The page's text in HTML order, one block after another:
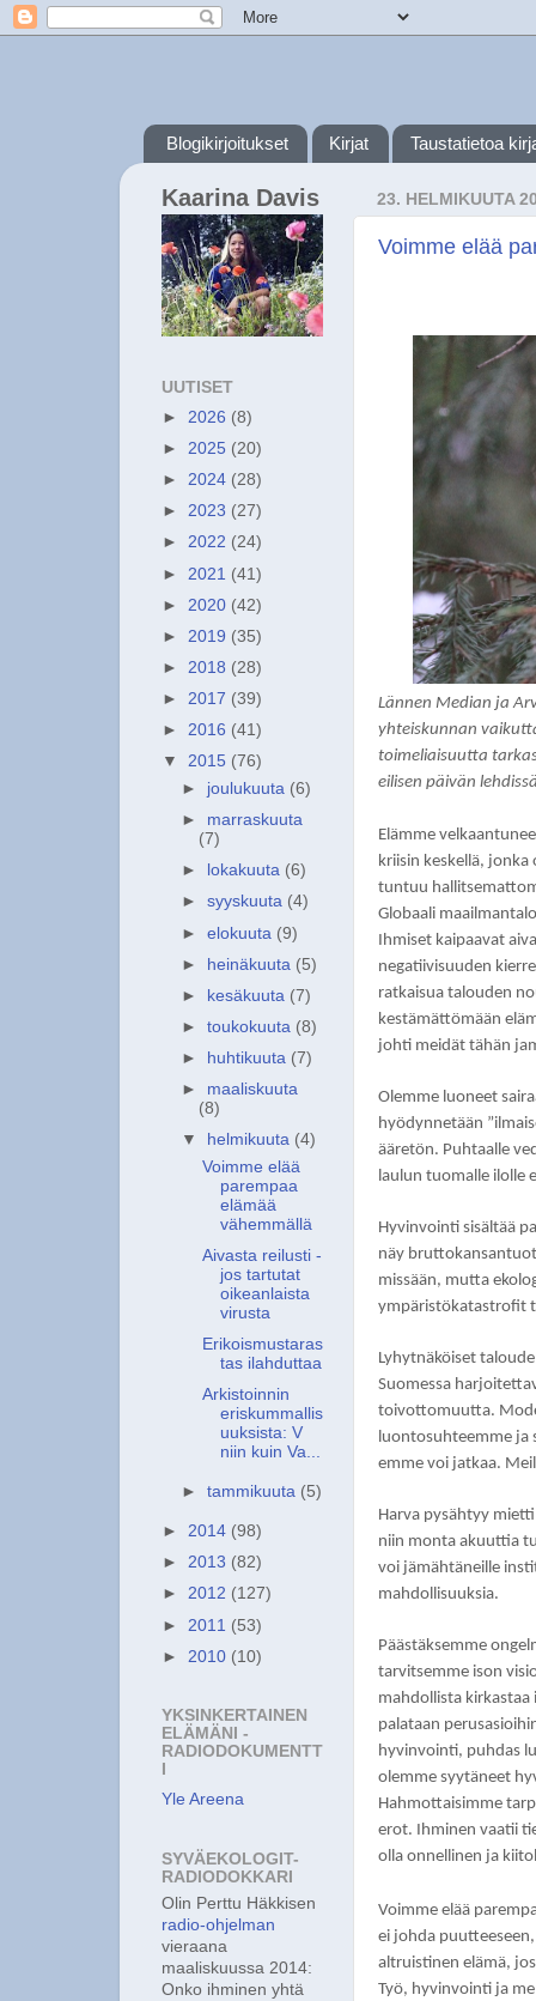
Blogikirjoitukset Kirjat Taustatietoa
23. HELMIKUUTA
Voimme elää
Lännen Median ja
yhteiskunnan
toimeliaisuutta
eilisen päivän
Elämme
kriisin keskellä,
tuntuu
Globaali
Ihmiset kaipaavat
negatiivisuuden
ratkaisua talouden
kestämättömään
johti meidät tähän
Olemme luoneet
hyödynnetään
ääretön. Puhtaalle
laulun tuomalle ilolle
Hyvinvointi sisältää
näy
missään, mutta
ympäristökatastrofit
Lyhytnäköiset
Suomessa
toivottomuutta.
luontosuhteemme ja
emme voi jatkaa.
Harva pysähtyy
niin monta akuuttia
voi jämähtäneille
mahdollisuuksia.
Päästäksemme
tarvitsemme ison
mahdollista
palataan
hyvinvointi, puhdas
olemme syytäneet
Hahmottaisimme
erot. Ihminen vaatii
olla onnellinen ja
Voimme elää
ei johda
altruistinen elämä,
Työ, hyvinvointi ja
Kaarina Davis
UUTISET
► 2026 (8)
► 2025 (20)
► 2024 (28)
► 2023 (27)
► 2022 (24)
► 2021 (41)
► 2020 (42)
► 2019 (35)
► 2018 (28)
► 2017 (39)
► 2016 (41)
▼ 2015 (76)
► joulukuuta (6)
► marraskuuta
(7)
►
lokakuuta (6)
►syyskuuta (4)
►elokuuta (9)
► heinäkuuta (5)
►
kesäkuuta (7)
►toukokuuta (8)
►
huhtikuuta (7)
► maaliskuuta
(8)
▼
helmikuuta (4)
Voimme elää
parempaa
elämää
vähemmällä
Aivasta reilusti -
jos tartutat
oikeanlaista
virusta
Erikoismustaras
tas ilahduttaa
Arkistoinnin
eriskummallis
uuksista: V
niin kuin Va...
►tammikuuta (5)
► 2014 (98)
► 2013 (82)
► 2012 (127)
► 2011 (53)
► 2010 (10)
YKSINKERTAINEN
ELÄMÄNI -
RADIODOKUMENTT
Yle Areena
SYVÄEKOLOGIT-
RADIODOKKARI
Olin Perttu Häkkisen
radio-ohjelman
vieraana
maaliskuussa 2014:
Onko ihminen yhtä